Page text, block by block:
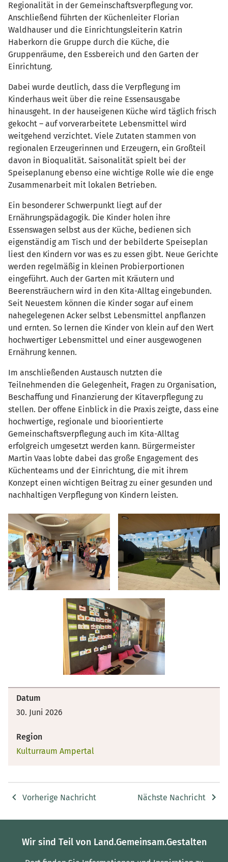
Regionalität in der Gemeinschaftsverpflegung vor.
Anschließend führten der Küchenleiter Florian
Waldhauser und die Einrichtungsleiterin Katrin
Haberkorn die Gruppe durch die Küche, die
Gruppenräume, den Essbereich und den Garten der
Einrichtung.
Dabei wurde deutlich, dass die Verpflegung im
Kinderhaus weit über die reine Essensausgabe
hinausgeht. In der hauseigenen Küche wird täglich frisch
gekocht – auf vorverarbeitete Lebensmittel wird
weitgehend verzichtet. Viele Zutaten stammen von
regionalen Erzeugerinnen und Erzeugern, ein Großteil
davon in Bioqualität. Saisonalität spielt bei der
Speiseplanung ebenso eine wichtige Rolle wie die enge
Zusammenarbeit mit lokalen Betrieben.
Ein besonderer Schwerpunkt liegt auf der
Ernährungspädagogik. Die Kinder holen ihre
Essenswagen selbst aus der Küche, bedienen sich
eigenständig am Tisch und der bebilderte Speiseplan
liest den Kindern vor was es zu essen gibt. Neue Gerichte
werden regelmäßig in kleinen Probierportionen
eingeführt. Auch der Garten mit Kräutern und
Beerensträuchern wird in den Kita-Alltag eingebunden.
Seit Neuestem können die Kinder sogar auf einem
nahegelegenen Acker selbst Lebensmittel anpflanzen
und ernten. So lernen die Kinder von klein auf den Wert
hochwertiger Lebensmittel und einer ausgewogenen
Ernährung kennen.
Im anschließenden Austausch nutzten die
Teilnehmenden die Gelegenheit, Fragen zu Organisation,
Beschaffung und Finanzierung der Kitaverpflegung zu
stellen. Der offene Einblick in die Praxis zeigte, dass eine
hochwertige, regionale und bioorientierte
Gemeinschaftsverpflegung auch im Kita-Alltag
erfolgreich umgesetzt werden kann. Bürgermeister
Martin Vaas lobte dabei das große Engagement des
Küchenteams und der Einrichtung, die mit ihrem
Konzept einen wichtigen Beitrag zu einer gesunden und
nachhaltigen Verpflegung von Kindern leisten.
Datum
30. Juni 2026
Region
Kulturraum Ampertal
Vorherige Nachricht Nächste Nachricht
Wir sind Teil von Land.Gemeinsam.Gestalten